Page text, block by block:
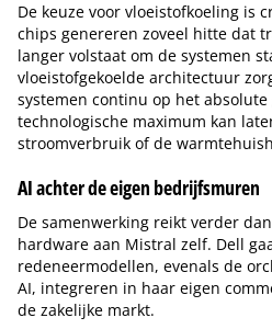
De keuze voor vloeistofkoeling is
chips genereren zoveel hitte dat
langer volstaat om de systemen
vloeistofgekoelde architectuur
systemen continu op het absolute
technologische maximum kan
stroomverbruik of de
AI achter de eigen bedrijfsmuren
De samenwerking reikt verder
hardware aan Mistral zelf. Dell
redeneermodellen, evenals de
AI, integreren in haar eigen
de zakelijke markt.